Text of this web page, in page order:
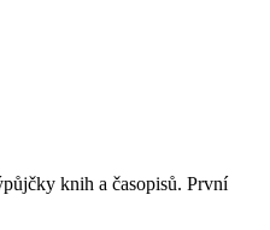
knih a časopisů. První